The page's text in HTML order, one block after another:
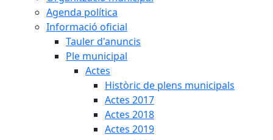
Agenda política
Informació oficial
Tauler d'anuncis
Ple municipal
Actes
Històric de plens municipals
Actes 2017
Actes 2018
Actes 2019